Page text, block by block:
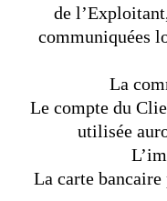
de
communiquées
La
Le compte du
utilisée
La carte